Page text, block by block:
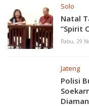
Solo
Natal
“Spirit
Rabu, 29
Jateng
Polisi